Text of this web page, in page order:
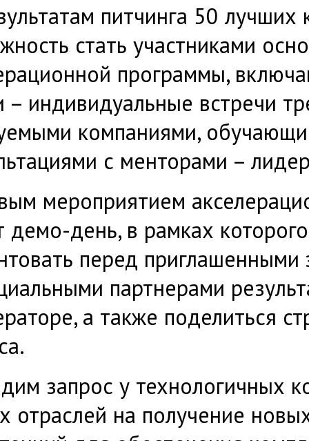
питчинга 50 лучших
стать участниками
программы,
– индивидуальные встречи
компаниями,
с менторами –
мероприятием
демо-день, в рамках
перед приглашенными
партнерами
а также поделиться
запрос у технологичных
отраслей на получение